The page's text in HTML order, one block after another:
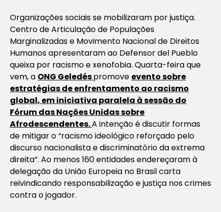
Organizações sociais se mobilizaram por justiça.
Centro de Articulação de Populações
Marginalizadas e Movimento Nacional de Direitos
Humanos apresentaram ao Defensor del Pueblo
queixa por racismo e xenofobia. Quarta-feira que
vem, a ONG Geledéspromove evento sobre
estratégias de enfrentamento ao racismo
global, em iniciativa paralela à sessão do
Fórum das Nações Unidas sobre
Afrodescendentes.A intenção é discutir formas
de mitigar o “racismo ideológico reforçado pelo
discurso nacionalista e discriminatório da extrema
direita”. Ao menos 160 entidades endereçaram à
delegação da União Europeia no Brasil carta
reivindicando responsabilização e justiça nos crimes
contra o jogador.